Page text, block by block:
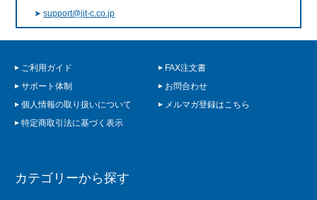
➤support@jit-c.co.jp
ご利用ガイド
FAX注文書
サポート体制
お問合わせ
個人情報の取り扱いについて
メルマガ登録はこちら
特定商取引法に基づく表示
カテゴリーから探す